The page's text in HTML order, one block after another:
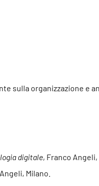
sulla organizzazione
digitale, Franco Angeli,
Milano.